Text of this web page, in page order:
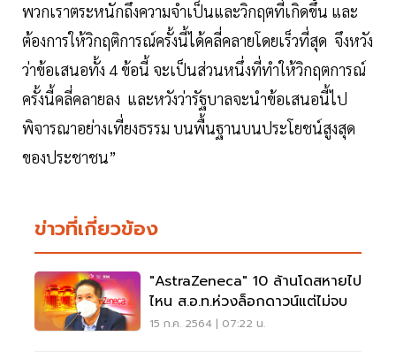
พวกเราตระหนักถึงความจำเป็นและวิกฤตที่เกิดขึ้น และ
ต้องการให้วิกฤติการณ์ครั้งนี้ได้คลี่คลายโดยเร็วที่สุด จึงหวัง
ว่าข้อเสนอทั้ง 4 ข้อนี้ จะเป็นส่วนหนึ่งที่ทำให้วิกฤตการณ์
ครั้งนี้คลี่คลายลง และหวังว่ารัฐบาลจะนำข้อเสนอนี้ไป
พิจารณาอย่างเที่ยงธรรม บนพื้นฐานบนประโยชน์สูงสุด
ของประชาชน”
ข่าวที่เกี่ยวข้อง
"AstraZeneca" 10 ล้านโดสหายไป
ไหน ส.อ.ท.ห่วงล็อกดาวน์แต่ไม่จบ
15 ก.ค. 2564 | 07:22 น.